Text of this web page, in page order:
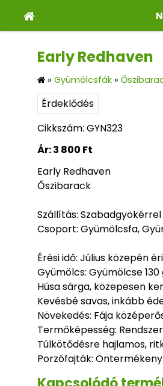
Early Redhaven
» Gyümölcsfák »
Érdeklődés
Cikkszám: GYN323
Ár:3 800 Ft
Early Redhaven
Őszibarack
Szállítás: Szabadgyökérrel
Csoport: Gyümölcsfa,
Érési idő: Július közepén
Gyümölcs: Gyümölcse
Húsa sárga, közepesen
Kevésbé savas, inkább
Növekedés: Fája
Termőképesség:
Túlkötődésre hajlamos,
Porzófajták: